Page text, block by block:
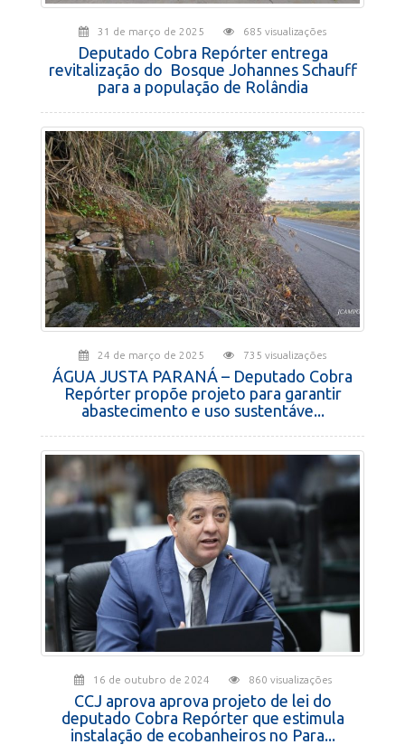
31 de março de 2025 685 visualizações
Deputado Cobra Repórter entrega
revitalização do Bosque Johannes Schauff
para a população de Rolândia
24 de março de 2025 735 visualizações
ÁGUA JUSTA PARANÁ – Deputado Cobra
Repórter propõe projeto para garantir
abastecimento e uso sustentáve...
16 de outubro de 2024 860 visualizações
CCJ aprova aprova projeto de lei do
deputado Cobra Repórter que estimula
instalação de ecobanheiros no Para...